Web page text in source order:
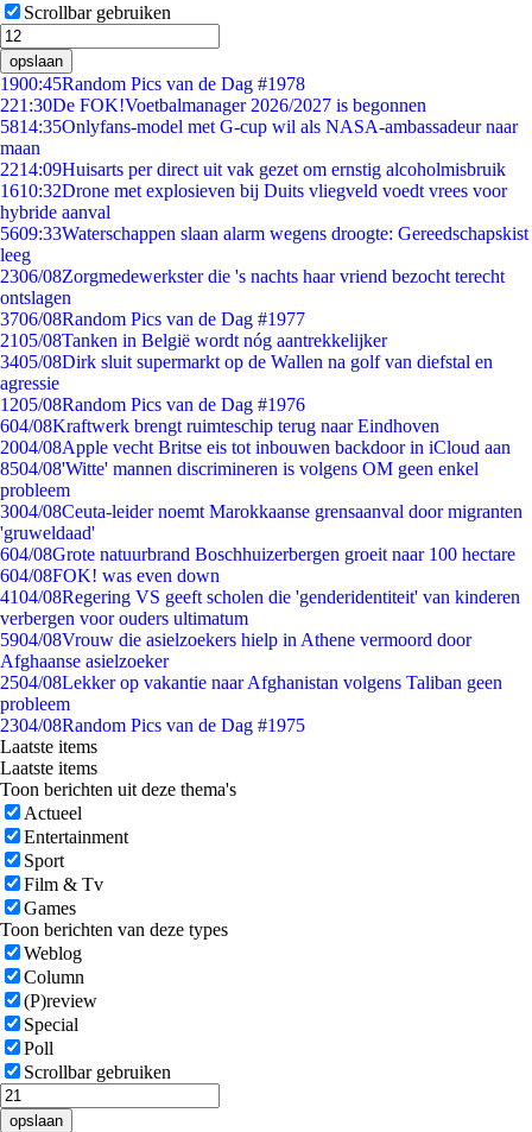
Scrollbar gebruiken
opslaan
1900:45Random Pics van de Dag #1978
221:30De FOK!Voetbalmanager 2026/2027 is begonnen
5814:35Onlyfans-model met G-cup wil als NASA-ambassadeur naar
maan
2214:09Huisarts per direct uit vak gezet om ernstig alcoholmisbruik
1610:32Drone met explosieven bij Duits vliegveld voedt vrees voor
hybride aanval
5609:33Waterschappen slaan alarm wegens droogte: Gereedschapskist
leeg
2306/08Zorgmedewerkster die 's nachts haar vriend bezocht terecht
ontslagen
3706/08Random Pics van de Dag #1977
2105/08Tanken in België wordt nóg aantrekkelijker
3405/08Dirk sluit supermarkt op de Wallen na golf van diefstal en
agressie
1205/08Random Pics van de Dag #1976
604/08Kraftwerk brengt ruimteschip terug naar Eindhoven
2004/08Apple vecht Britse eis tot inbouwen backdoor in iCloud aan
8504/08'Witte' mannen discrimineren is volgens OM geen enkel
probleem
3004/08Ceuta-leider noemt Marokkaanse grensaanval door migranten
'gruweldaad'
604/08Grote natuurbrand Boschhuizerbergen groeit naar 100 hectare
604/08FOK! was even down
4104/08Regering VS geeft scholen die 'genderidentiteit' van kinderen
verbergen voor ouders ultimatum
5904/08Vrouw die asielzoekers hielp in Athene vermoord door
Afghaanse asielzoeker
2504/08Lekker op vakantie naar Afghanistan volgens Taliban geen
probleem
2304/08Random Pics van de Dag #1975
Laatste items
Laatste items
Toon berichten uit deze thema's
Actueel
Entertainment
Sport
Film & Tv
Games
Toon berichten van deze types
Weblog
Column
(P)review
Special
Poll
Scrollbar gebruiken
opslaan